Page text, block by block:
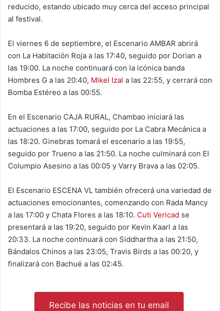
reducido, estando ubicado muy cerca del acceso principal
al festival.
El viernes 6 de septiembre, el Escenario AMBAR abrirá
con La Habitación Roja a las 17:40, seguido por Dorian a
las 19:00. La noche continuará con la icónica banda
Hombres G a las 20:40, Mikel Izal a las 22:55, y cerrará con
Bomba Estéreo a las 00:55.
En el Escenario CAJA RURAL, Chambao iniciará las
actuaciones a las 17:00, seguido por La Cabra Mecánica a
las 18:20. Ginebras tomará el escenario a las 19:55,
seguido por Trueno a las 21:50. La noche culminará con El
Columpio Asesino a las 00:05 y Varry Brava a las 02:05.
El Escenario ESCENA VL también ofrecerá una variedad de
actuaciones emocionantes, comenzando con Rada Mancy
a las 17:00 y Chata Flores a las 18:10. Cuti Vericad se
presentará a las 19:20, seguido por Kevin Kaarl a las
20:33. La noche continuará con Siddhartha a las 21:50,
Bándalos Chinos a las 23:05, Travis Birds a las 00:20, y
finalizará con Bachué a las 02:45.
Recibe las noticias en tu email